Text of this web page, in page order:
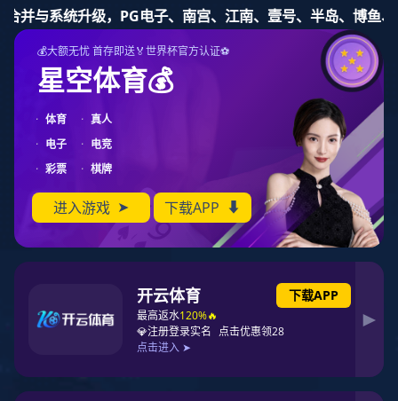
新宝gg
新宝gg一创造奇迹登录
双肩包定制|背包定制|女士双肩包
型号：BP121302# 蓝色
尺寸：28x16x38cm
风格: 欧美
质地：织物
里布：涤纶
上市时间：2024年